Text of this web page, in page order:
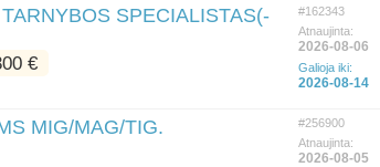
SPECIALISTAS(-
€
#162343
Atnaujinta:
2026-08-06
Galioja iki:
2026-08-14
MIG/MAG/TIG.
#256900
Atnaujinta:
2026-08-05